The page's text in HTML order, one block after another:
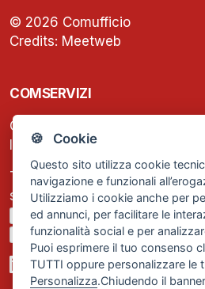
🍪 Cookie
Questo sito utilizza cookie
navigazione e funzionali
Utilizziamo i cookie anche per
ed annunci, per facilitare le
funzionalità social e per
Puoi esprimere il tuo consenso
TUTTI oppure personalizzare le
Personalizza.Chiudendo il
© 2026 Comufficio
Credits: Meetweb
COMSERVIZI
C.F. e P.IVA: 13474420158
Iscrizione REA Milano n.
Tel. +39 02 2838 1307
segreteria@comservizi.eu
Privacy Policy
Cookie Policy